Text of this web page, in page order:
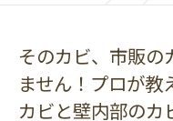
そのカビ、市販の
ません！プロが教
カビと壁内部のカ